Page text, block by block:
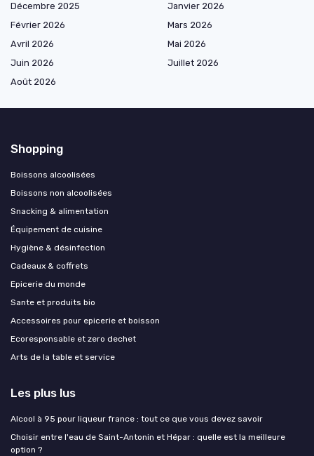
Décembre 2025
Janvier 2026
Février 2026
Mars 2026
Avril 2026
Mai 2026
Juin 2026
Juillet 2026
Août 2026
Shopping
Boissons alcoolisées
Boissons non alcoolisées
Snacking & alimentation
Équipement de cuisine
Hygiène & désinfection
Cadeaux & coffrets
Epicerie du monde
Sante et produits bio
Accessoires pour epicerie et boisson
Ecoresponsable et zero dechet
Arts de la table et service
Les plus lus
Alcool à 95 pour liqueur france : tout ce que vous devez savoir
Choisir entre l'eau de Saint-Antonin et Hépar : quelle est la meilleure
option ?